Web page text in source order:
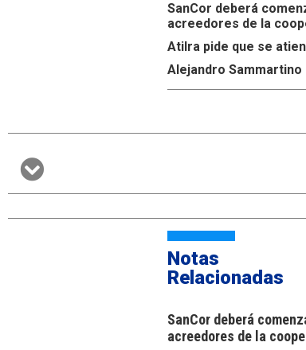
SanCor deberá
acreedores de la
Atilra pide que se
Alejandro
Notas
Relacionadas
SanCor deberá
acreedores de la